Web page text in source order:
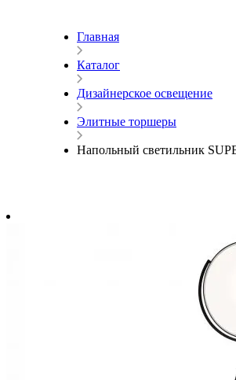
Главная
Каталог
Дизайнерское освещение
Элитные торшеры
Напольный светильник